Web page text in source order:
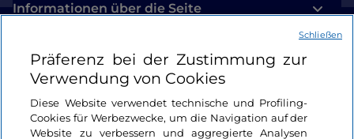
Informationen über die Seite
Nützliche Links
Login
Bleiben wir in Kontakt
Präferenz bei der Zustimmung zur
Verwendung von Cookies
Diese Website verwendet technische und Profiling-
Cookies für Werbezwecke, um die Navigation auf der
Website zu verbessern und aggregierte Analysen
Schließen